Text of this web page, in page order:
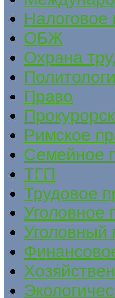
Налоговое
ОБЖ
Охрана
Право
Римское
Семейное
ТГП
Трудовое
Уголовное
Уголовный